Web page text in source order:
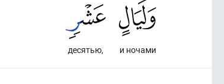
и ночами
десятью,